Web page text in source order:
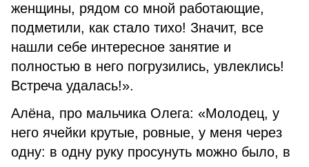
женщины, рядом со мной работающие,
подметили, как стало тихо! Значит, все
нашли себе интересное занятие и
полностью в него погрузились, увлеклись!
Встреча удалась!».
Алёна, про мальчика Олега: «Молодец, у
него ячейки крутые, ровные, у меня через
одну: в одну руку просунуть можно было, в